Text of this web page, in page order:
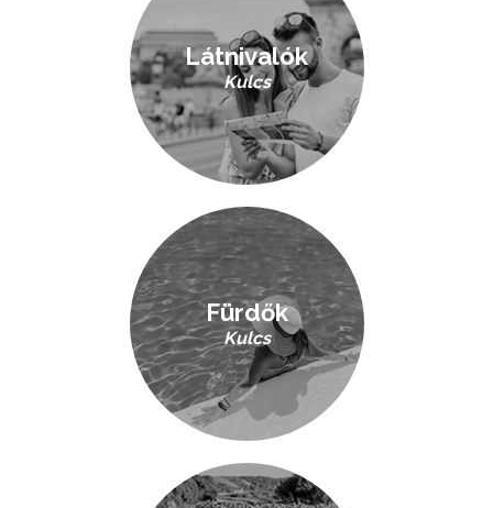
Látnivalók
Kulcs
Fürdők
Kulcs